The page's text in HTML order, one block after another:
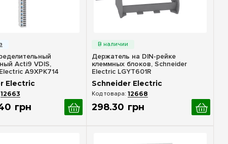
Acti9 VDIS,
A9XPK714
Electric
12663
грн
Держатель на DIN-рейке
клеммных блоков, Schneider
Electric LGYT601R
Schneider Electric
12668
298.30 грн